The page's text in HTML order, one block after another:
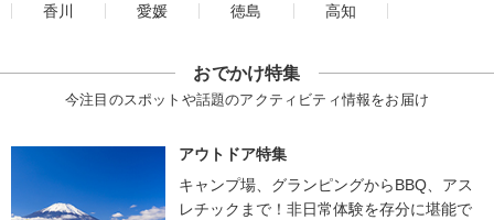
香川
愛媛 徳島 高知
おでかけ特集
今注目のスポットや話題のアクティビティ情報をお届け
アウトドア特集
キャンプ場、グランピングからBBQ、アス
レチックまで！非日常体験を存分に堪能で